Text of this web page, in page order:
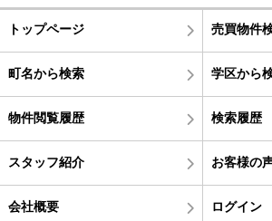
トップページ 売買物件
町名から検索 学区から
物件閲覧履歴 検索履歴
スタッフ紹介 お客様の
会社概要 ログイン